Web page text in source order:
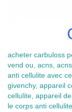
acheter carbuloss
vend ou, acns,
anti cellulite avec
givenchy, appareil
cellulite, appareil
le corps anti